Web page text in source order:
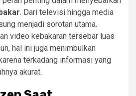
. Dari televisi hingga media
menjadi sorotan utama.
video kebakaran tersebar luas
hal ini juga menimbulkan
terkadang informasi yang
akurat.